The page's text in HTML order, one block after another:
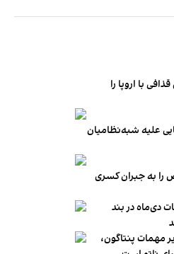
با اروپا را
علیه شبه‌نظامیان
را به جبران کسری
دی‌ماه در بند
مهمات پنتاگون،